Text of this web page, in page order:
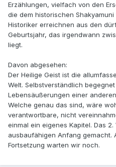
Erzählungen, vielfach von den
die dem historischen Shakyamuni
Historiker erreichnen aus den
Geburtsjahr, das irgendwann
liegt.
Davon abgesehen:
Der Heilige Geist ist die
Welt. Selbstverständlich
Lebensäußerungen einer
Welche genau das sind, wäre
verantwortbare, nicht
einmal ein eigenes Kapitel. Das
ausbaufähigen Anfang gemacht.
Fortsetzung warten wir noch.